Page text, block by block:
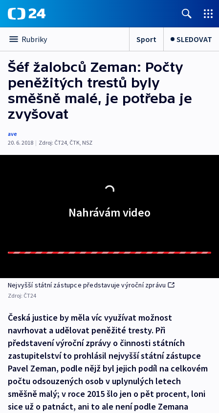
Rubriky Sport SLEDOVAT
Šéf žalobců Zeman: Počty
peněžitých trestů byly
směšně malé, je potřeba je
zvyšovat
ave
20. 6. 2018 | Zdroj: ČT24, ČTK, NSZ
Nahrávám video
Nejvyšší státní zástupce představuje výroční zprávu
Zdroj: ČT24
Česká justice by měla víc využívat možnost
navrhovat a udělovat peněžité tresty. Při
představení výroční zprávy o činnosti státních
zastupitelství to prohlásil nejvyšší státní zástupce
Pavel Zeman, podle nějž byl jejich podíl na celkovém
počtu odsouzených osob v uplynulých letech
směšně malý; v roce 2015 šlo jen o pět procent, loni
sice už o patnáct, ani to ale není podle Zemana